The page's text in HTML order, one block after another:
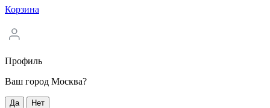
Корзина
Профиль
Ваш город Москва?
Да Нет